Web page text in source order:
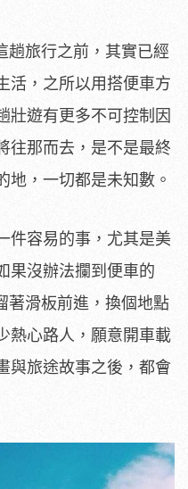
趟旅行之前，其實已經
活，之所以用搭便車方
壯遊有更多不可控制因
往那而去，是不是最終
地，一切都是未知數。
件容易的事，尤其是美
果沒辦法攔到便車的
著滑板前進，換個地點
熱心路人，願意開車載
與旅途故事之後，都會